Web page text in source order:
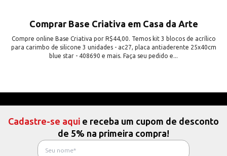
Comprar Base Criativa em Casa da Arte
Compre online Base Criativa por R$44,00. Temos kit 3 blocos de acrílico
para carimbo de silicone 3 unidades - ac27, placa antiaderente 25x40cm
blue star - 408690 e mais. Faça seu pedido e...
Cadastre-se aqui e receba um cupom de desconto
de 5% na primeira compra!